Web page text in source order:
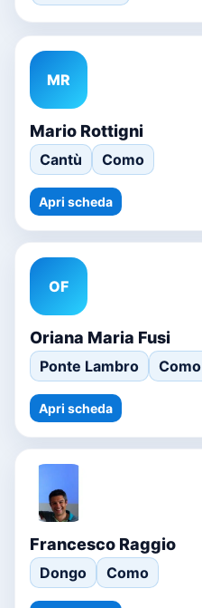
MR
Mario Rottigni
Cantù Como
Apri scheda
OF
Oriana Maria Fusi
Ponte Lambro Como
Apri scheda
Francesco Raggio
Dongo Como